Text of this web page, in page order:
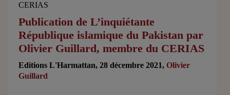
CERIAS
Publication de L’inquiétante
République islamique du Pakistan par
Olivier Guillard, membre du CERIAS
Editions L'Harmattan, 28 décembre 2021,Olivier
Guillard